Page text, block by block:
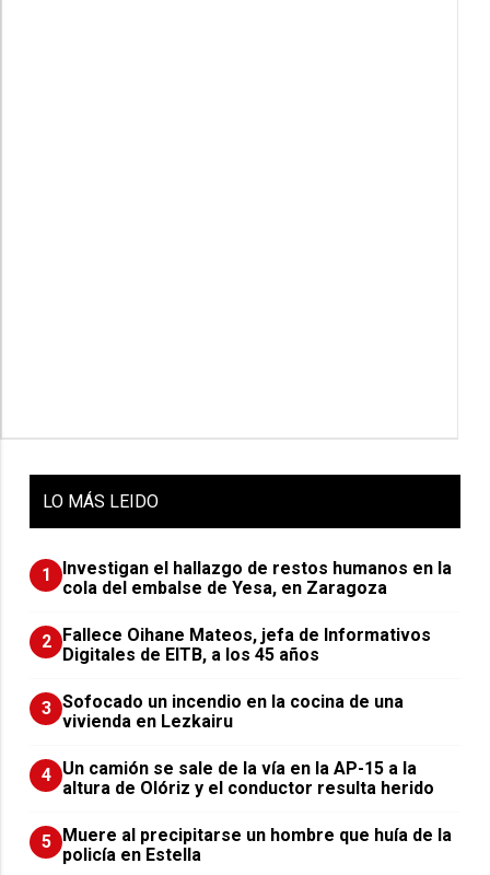
LO MÁS LEIDO
1
Investigan el hallazgo de restos humanos en la
cola del embalse de Yesa, en Zaragoza
2 Fallece Oihane Mateos, jefa de Informativos
Digitales de EITB, a los 45 años
3 Sofocado un incendio en la cocina de una
vivienda en Lezkairu
4 Un camión se sale de la vía en la AP-15 a la
altura de Olóriz y el conductor resulta herido
5 Muere al precipitarse un hombre que huía de la
policía en Estella